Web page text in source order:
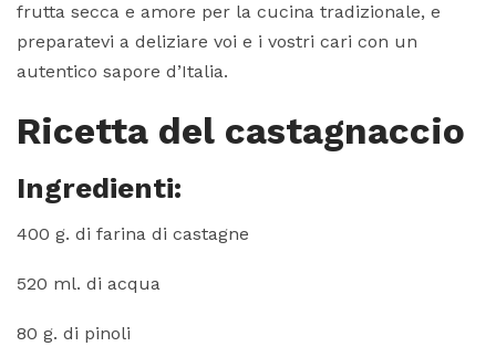
frutta secca e amore per la cucina tradizionale, e
preparatevi a deliziare voi e i vostri cari con un
autentico sapore d’Italia.
Ricetta del castagnaccio
Ingredienti:
400 g. di farina di castagne
520 ml. di acqua
80 g. di pinoli